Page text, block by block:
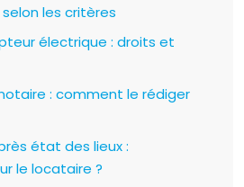
les critères
électrique : droits et
: comment le rédiger
état des lieux :
le locataire ?